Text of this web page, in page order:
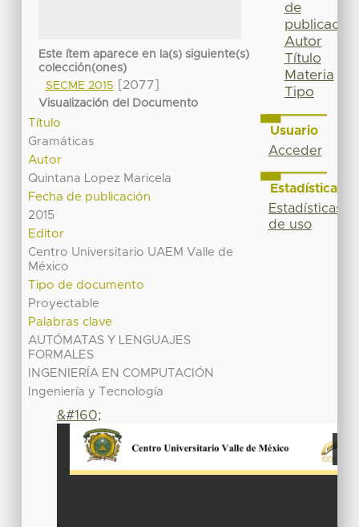
Este ítem aparece en la(s) siguiente(s)
colección(ones)
SECME 2015
[2077]
Visualización del Documento
Título
Gramáticas
Autor
Quintana Lopez Maricela
Fecha de publicación
2015
Editor
Centro Universitario UAEM Valle de
México
Tipo de documento
Proyectable
Palabras clave
AUTÓMATAS Y LENGUAJES
FORMALES
INGENIERÍA EN COMPUTACIÓN
Ingeniería y Tecnología
&#160;
de
publicación
Autor
Título
Materia
Tipo
Usuario
Acceder
Estadísticas
Estadísticas
de uso